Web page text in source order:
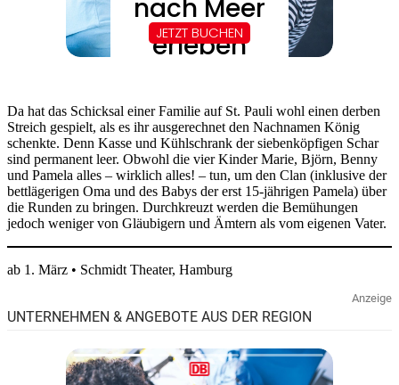
Da hat das Schicksal einer Familie auf St. Pauli wohl einen derben
Streich gespielt, als es ihr ausgerechnet den Nachnamen König
schenkte. Denn Kasse und Kühlschrank der siebenköpfigen Schar
sind permanent leer. Obwohl die vier Kinder Marie, Björn, Benny
und Pamela alles – wirklich alles! – tun, um den Clan (inklusive der
bettlägerigen Oma und des Babys der erst 15-jährigen Pamela) über
die Runden zu bringen. Durchkreuzt werden die Bemühungen
jedoch weniger von Gläubigern und Ämtern als vom eigenen Vater.
ab 1. März • Schmidt Theater, Hamburg